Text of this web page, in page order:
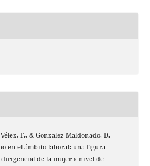
F., & Gonzalez-Maldonado, D.
en el ámbito laboral: una figura
dirigencial de la mujer a nivel de